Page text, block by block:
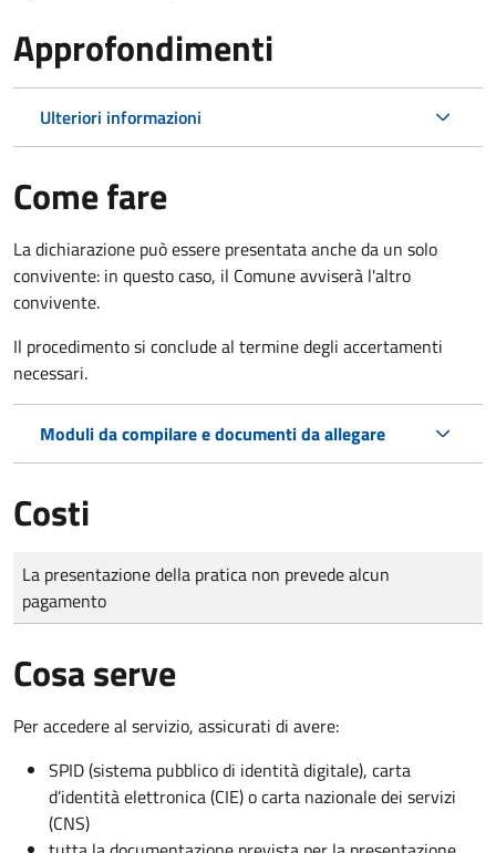
Approfondimenti
Ulteriori informazioni
Come fare
La dichiarazione può essere presentata anche da un solo
convivente: in questo caso, il Comune avviserà l'altro
convivente.
Il procedimento si conclude al termine degli accertamenti
necessari.
Moduli da compilare e documenti da allegare
Costi
Tipo di pagamento
Importo
La presentazione della pratica non prevede alcun
pagamento
Cosa serve
Per accedere al servizio, assicurati di avere:
SPID (sistema pubblico di identità digitale), carta
d’identità elettronica (CIE) o carta nazionale dei servizi
(CNS)